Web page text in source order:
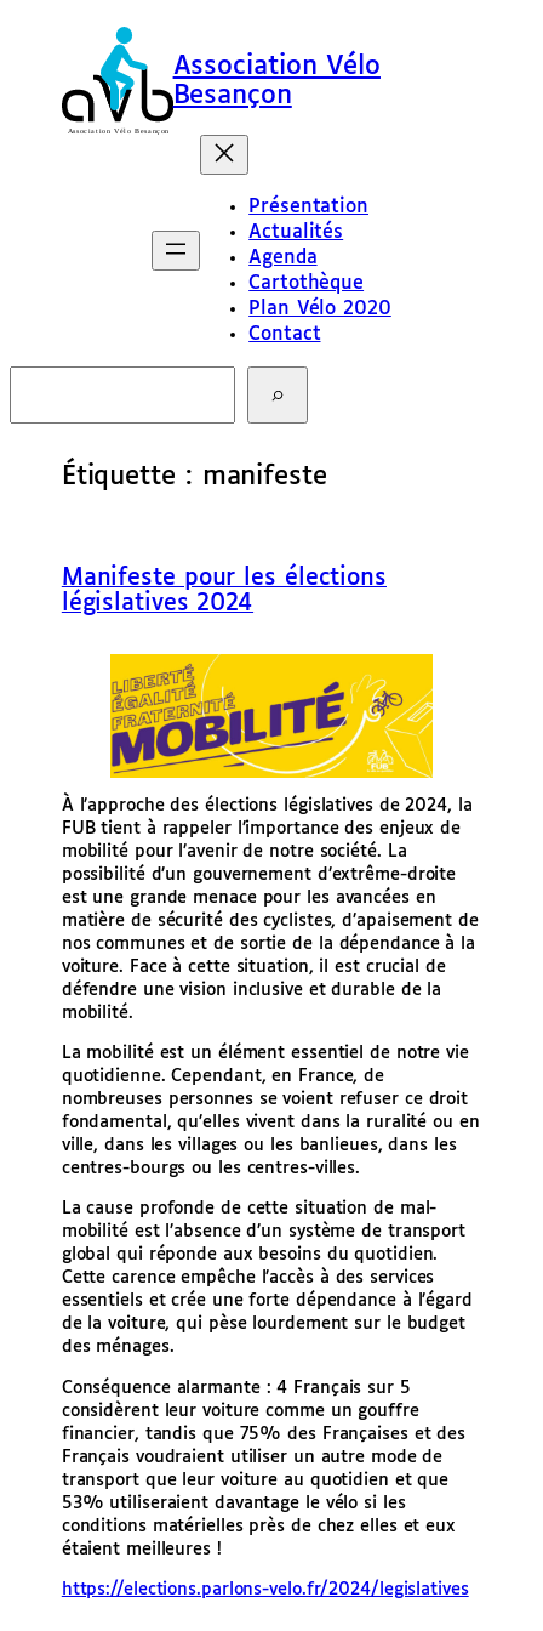
Association Vélo
Besançon
Présentation
Actualités
Agenda
Cartothèque
Plan Vélo 2020
Contact
c
Étiquette : manifeste
Manifeste pour les élections
législatives 2024
À l’approche des élections législatives de 2024, la
FUB tient à rappeler l’importance des enjeux de
mobilité pour l’avenir de notre société. La
possibilité d’un gouvernement d’extrême-droite
est une grande menace pour les avancées en
matière de sécurité des cyclistes, d’apaisement de
nos communes et de sortie de la dépendance à la
voiture. Face à cette situation, il est crucial de
défendre une vision inclusive et durable de la
mobilité.
La mobilité est un élément essentiel de notre vie
quotidienne. Cependant, en France, de
nombreuses personnes se voient refuser ce droit
fondamental, qu’elles vivent dans la ruralité ou en
ville, dans les villages ou les banlieues, dans les
centres-bourgs ou les centres-villes.
La cause profonde de cette situation de mal-
mobilité est l’absence d’un système de transport
global qui réponde aux besoins du quotidien.
Cette carence empêche l’accès à des services
essentiels et crée une forte dépendance à l’égard
de la voiture, qui pèse lourdement sur le budget
des ménages.
Conséquence alarmante : 4 Français sur 5
considèrent leur voiture comme un gouffre
financier, tandis que 75% des Françaises et des
Français voudraient utiliser un autre mode de
transport que leur voiture au quotidien et que
53% utiliseraient davantage le vélo si les
conditions matérielles près de chez elles et eux
étaient meilleures !
https://elections.parlons-velo.fr/2024/legislatives